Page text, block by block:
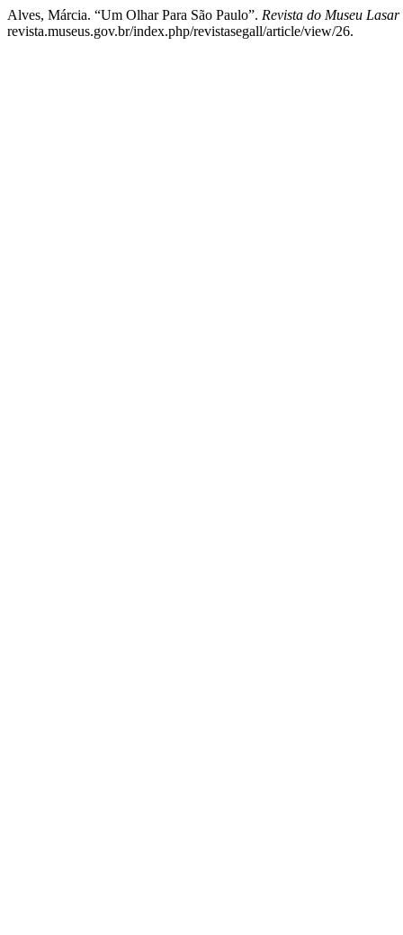
Alves, Márcia. “Um Olhar Para São Paulo”. Revista do Museu Lasar
revista.museus.gov.br/index.php/revistasegall/article/view/26.